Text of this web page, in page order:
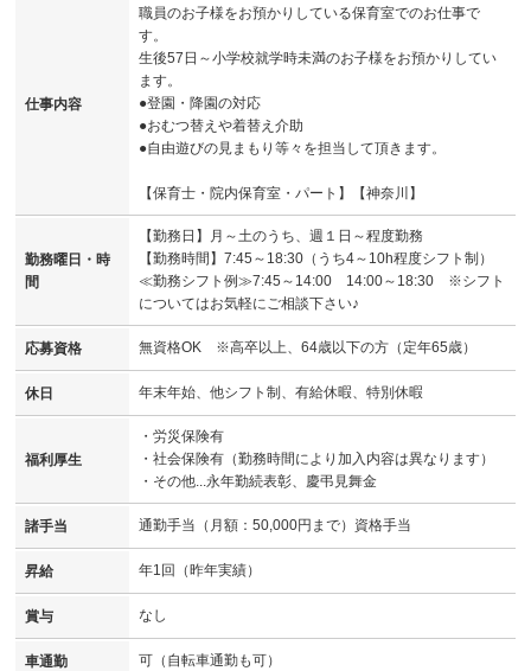
仕事内容
職員のお子様をお預かりしている保育室でのお仕事で
す。
生後57日～小学校就学時未満のお子様をお預かりしてい
ます。
●登園・降園の対応
●おむつ替えや着替え介助
●自由遊びの見まもり等々を担当して頂きます。
【保育士・院内保育室・パート】【神奈川】
勤務曜日・時
間
【勤務日】月～土のうち、週１日～程度勤務
【勤務時間】7:45～18:30（うち4～10h程度シフト制）
≪勤務シフト例≫7:45～14:00 14:00～18:30 ※シフト
についてはお気軽にご相談下さい♪
応募資格 無資格OK ※高卒以上、64歳以下の方（定年65歳）
休日 年末年始、他シフト制、有給休暇、特別休暇
福利厚生
・労災保険有
・社会保険有（勤務時間により加入内容は異なります）
・その他...永年勤続表彰、慶弔見舞金
諸手当 通勤手当（月額：50,000円まで）資格手当
昇給 年1回（昨年実績）
賞与 なし
車通勤 可（自転車通勤も可）